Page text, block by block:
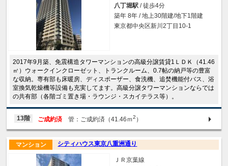
八丁堀駅 / 徒歩4分
築年 8年 / 地上30階建/地下1階建
東京都中央区新川2丁目10-1
2017年9月築、免震構造タワーマンションの高級分譲賃貸1ＬＤＫ（41.46
㎡）ウォークインクローゼット、トランクルーム、0.7帖の納戸等の豊富
な収納。専有部も床暖房、ディスポーザー、食洗機、追焚機能付バス、浴
室換気乾燥機等設備も充実してます。高級分譲タワーマンションならでは
の共有部（各階ゴミ置き場・ラウンジ・スカイテラス等）。
13階 ご成約済 管：ご成約済（41.46ｍ2 ）
シティハウス東京八重洲通り
マンション
ＪＲ京葉線